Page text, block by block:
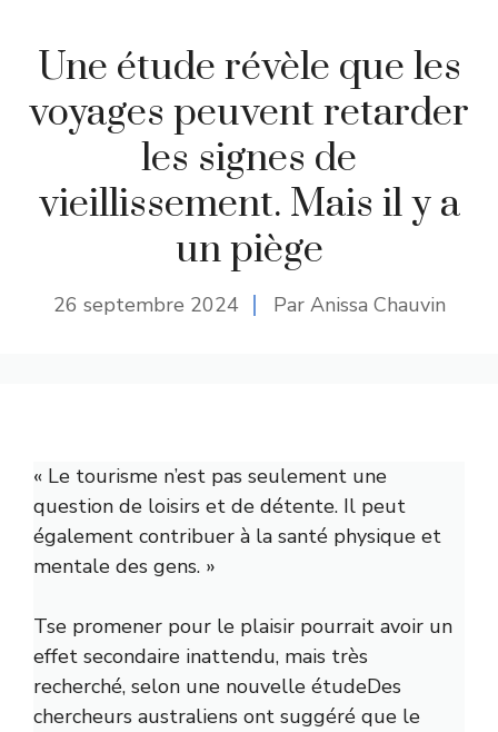
Une étude révèle que les
voyages peuvent retarder
les signes de
vieillissement. Mais il y a
un piège
26 septembre 2024 Par Anissa Chauvin
« Le tourisme n’est pas seulement une
question de loisirs et de détente. Il peut
également contribuer à la santé physique et
mentale des gens. »
Tse promener pour le plaisir pourrait avoir un
effet secondaire inattendu, mais très
recherché, selon une nouvelle étudeDes
chercheurs australiens ont suggéré que le